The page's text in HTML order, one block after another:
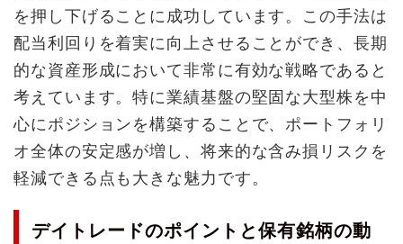
を押し下げることに成功しています。この手法は
配当利回りを着実に向上させることができ、長期
的な資産形成において非常に有効な戦略であると
考えています。特に業績基盤の堅固な大型株を中
心にポジションを構築することで、ポートフォリ
オ全体の安定感が増し、将来的な含み損リスクを
軽減できる点も大きな魅力です。
デイトレードのポイントと保有銘柄の動